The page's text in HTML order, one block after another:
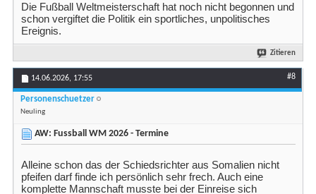
Die Fußball Weltmeisterschaft hat noch nicht begonnen und
schon vergiftet die Politik ein sportliches, unpolitisches
Ereignis.
Zitieren
14.06.2026, 17:55 #8
Personenschuetzer
Neuling
AW: Fussball WM 2026 - Termine
Alleine schon das der Schiedsrichter aus Somalien nicht
pfeifen darf finde ich persönlich sehr frech. Auch eine
komplette Mannschaft musste bei der Einreise sich